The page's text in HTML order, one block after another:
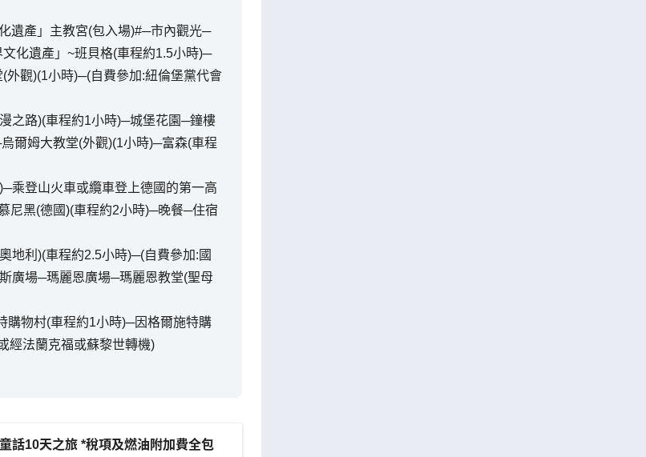
遺產」主教宮(包入場)#─市內觀光─
化遺產」~班貝格(車程約1.5小時)─
觀)(1小時)─(自費參加:紐倫堡黨代會
之路)(車程約1小時)─城堡花園─鐘樓
爾姆大教堂(外觀)(1小時)─富森(車程
乘登山火車或纜車登上德國的第一高
尼黑(德國)(車程約2小時)─晚餐─住宿
地利)(車程約2.5小時)─(自費參加:國
廣場─瑪麗恩廣場─瑪麗恩教堂(聖母
物村(車程約1小時)─因格爾施特購
經法蘭克福或蘇黎世轉機)
話10天之旅 *稅項及燃油附加費全包